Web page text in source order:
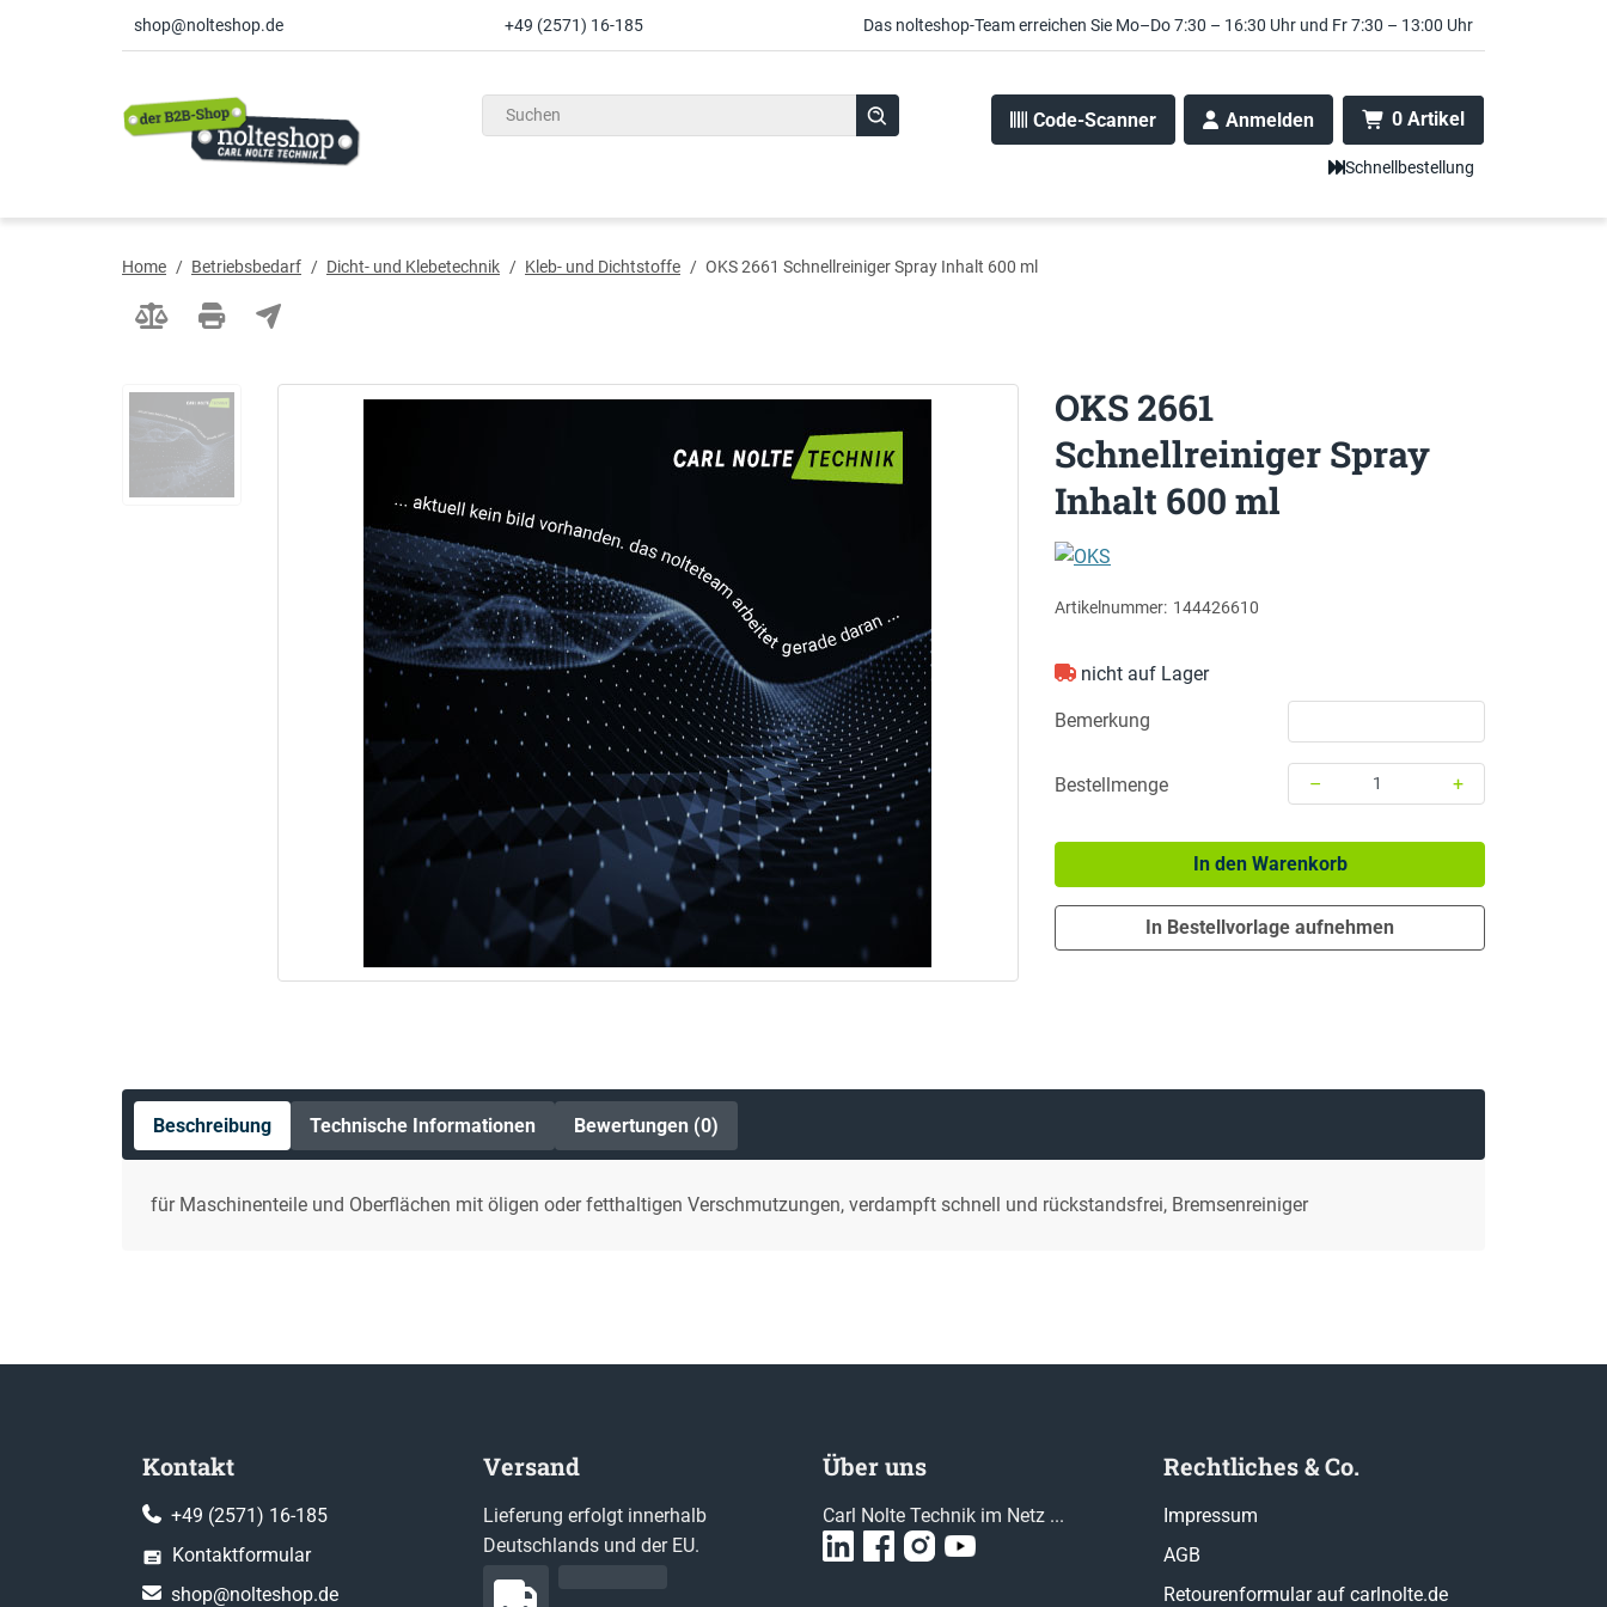
shop@nolteshop.de +49 (2571) 16-185 Das nolteshop-Team erreichen Sie Mo–Do 7:30 – 16:30 Uhr und Fr 7:30 – 13:00 Uhr
Code-Scanner Anmelden 0 Artikel
Schnellbestellung
Home / Betriebsbedarf / Dicht- und Klebetechnik / Kleb- und Dichtstoffe / OKS 2661 Schnellreiniger Spray Inhalt 600 ml
OKS 2661
Schnellreiniger Spray
Inhalt 600 ml
Artikelnummer: 144426610
nicht auf Lager
Bemerkung
Bestellmenge –
+
In den Warenkorb
In Bestellvorlage aufnehmen
Beschreibung Technische Informationen Bewertungen (0)
für Maschinenteile und Oberflächen mit öligen oder fetthaltigen Verschmutzungen, verdampft schnell und rückstandsfrei, Bremsenreiniger
Kontakt
+49 (2571) 16-185
Kontaktformular
shop@nolteshop.de
Versand
Lieferung erfolgt innerhalb
Deutschlands und der EU.
Über uns
Carl Nolte Technik im Netz ...
Rechtliches & Co.
Impressum
AGB
Retourenformular auf carlnolte.de